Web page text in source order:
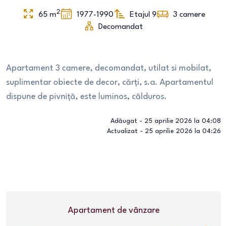
65 m2 1977-1990 Etajul 9 3 camere
Decomandat
Apartament 3 camere, decomandat, utilat si mobilat,
suplimentar obiecte de decor, cărți, s.a. Apartamentul
dispune de pivniță, este luminos, călduros.
Adăugat - 25 aprilie 2026 la 04:08
Actualizat - 25 aprilie 2026 la 04:26
Apartamentde vânzare